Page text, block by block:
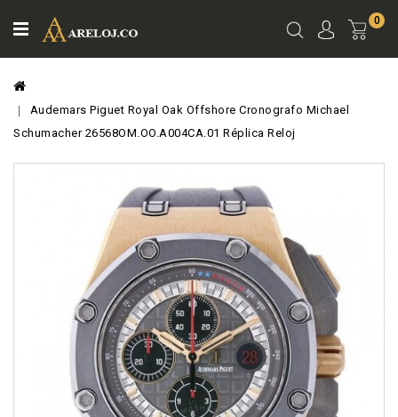
0
Audemars Piguet Royal Oak Offshore Cronografo Michael
Schumacher 26568OM.OO.A004CA.01 Réplica Reloj